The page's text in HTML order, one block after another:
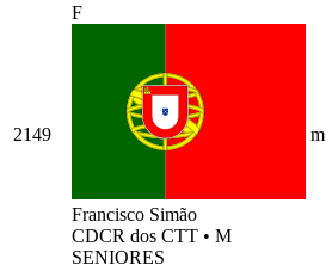
2149
F
Francisco Simão
CDCR dos CTT • M
SENIORES
m